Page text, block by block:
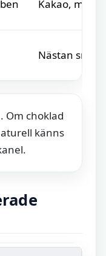
Kakao, mild
Nästan
Om choklad
känns